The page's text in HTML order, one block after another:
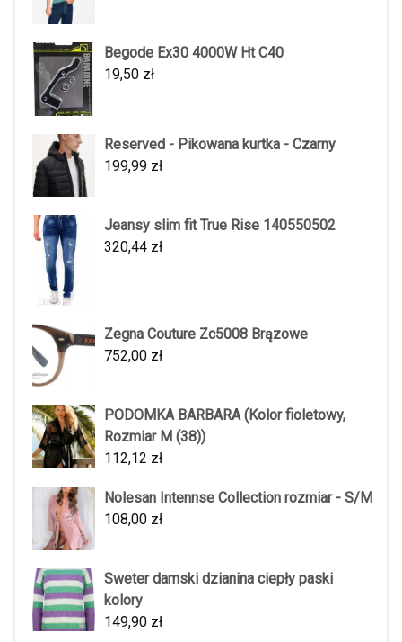
Begode Ex30 4000W Ht C40
19,50 zł
Reserved - Pikowana kurtka - Czarny
199,99 zł
Jeansy slim fit True Rise 140550502
320,44 zł
Zegna Couture Zc5008 Brązowe
752,00 zł
PODOMKA BARBARA (Kolor fioletowy,
Rozmiar M (38))
112,12 zł
Nolesan Intennse Collection rozmiar - S/M
108,00 zł
Sweter damski dzianina ciepły paski
kolory
149,90 zł